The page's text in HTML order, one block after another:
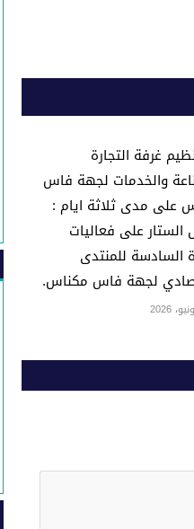
غرفة التجارة
والخدمات لجهة فاس
على مدى ثلاثة ايام :
الستار على فعاليات
السادسة للمنتدى
لجهة فاس مكناس.